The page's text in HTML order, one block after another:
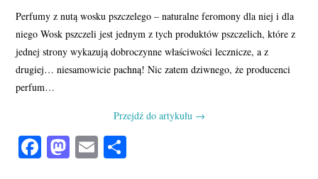
Perfumy z nutą wosku pszczelego – naturalne feromony dla niej i dla
niego Wosk pszczeli jest jednym z tych produktów pszczelich, które z
jednej strony wykazują dobroczynne właściwości lecznicze, a z
drugiej… niesamowicie pachną! Nic zatem dziwnego, że producenci
perfum…
Przejdź do artykułu →
Fa M E